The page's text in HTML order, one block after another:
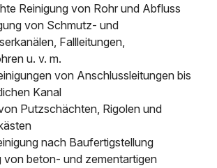
Reinigung von Rohr und Abfluss
von Schmutz- und
Fallleitungen,
u. v. m.
von Anschlussleitungen bis
Kanal
Putzschächten, Rigolen und
nach Baufertigstellung
von beton- und zementartigen